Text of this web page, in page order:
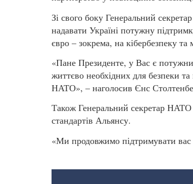
Зі свого боку Генеральний
надавати Україні потужну
євро – зокрема, на кібербезпеку та
«Пане Президенте, у Вас є
життєво необхідних для безпеки
НАТО», – наголосив Єнс
Також Генеральний секретар НАТО
стандартів Альянсу.
«Ми продовжимо підтримувати